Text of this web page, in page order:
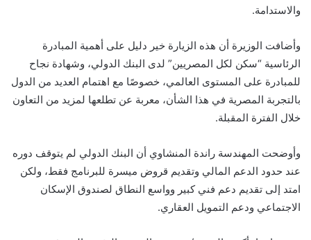
والاستدامة.
وأضافت الوزيرة أن هذه الزيارة خير دليل على أهمية المبادرة
الرئاسية “سكن لكل المصريين” لدى البنك الدولي، وشهادة نجاح
للمبادرة على المستوى العالمي، خصوصًا مع اهتمام العديد من الدول
بالتجربة المصرية في هذا الشأن، معربة عن تطلعها لمزيد من التعاون
خلال الفترة المقبلة.
وأوضحت المهندسة راندة المنشاوي أن البنك الدولي لم يتوقف دوره
عند حدود الدعم المالي وتقديم قروض ميسرة للبرنامج فقط، ولكن
امتد إلى تقديم دعم فني كبير وواسع النطاق لصندوق الإسكان
الاجتماعي ودعم التمويل العقاري.